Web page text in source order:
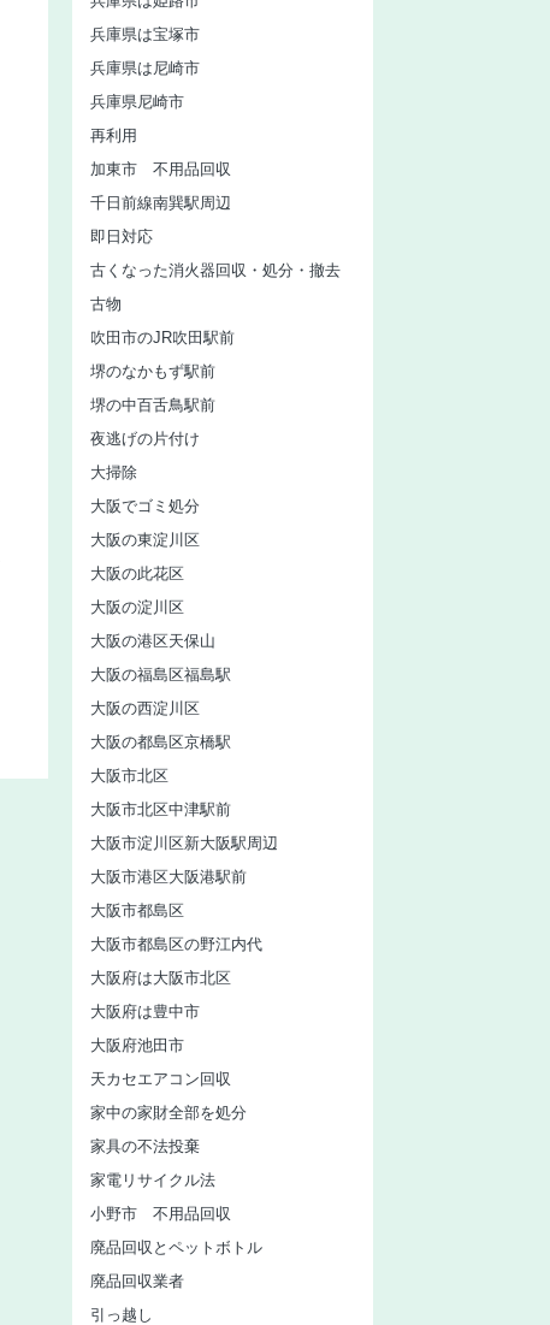
兵庫県は宝塚市
兵庫県は尼崎市
兵庫県尼崎市
再利用
加東市 不用品回収
千日前線南巽駅周辺
即日対応
古くなった消火器回収・処分・撤去
古物
吹田市のJR吹田駅前
堺のなかもず駅前
堺の中百舌鳥駅前
夜逃げの片付け
大掃除
大阪でゴミ処分
大阪の東淀川区
大阪の此花区
大阪の淀川区
大阪の港区天保山
大阪の福島区福島駅
大阪の西淀川区
大阪の都島区京橋駅
大阪市北区
大阪市北区中津駅前
大阪市淀川区新大阪駅周辺
大阪市港区大阪港駅前
大阪市都島区
大阪市都島区の野江内代
大阪府は大阪市北区
大阪府は豊中市
大阪府池田市
天カセエアコン回収
家中の家財全部を処分
家具の不法投棄
家電リサイクル法
小野市 不用品回収
廃品回収とペットボトル
廃品回収業者
引っ越し